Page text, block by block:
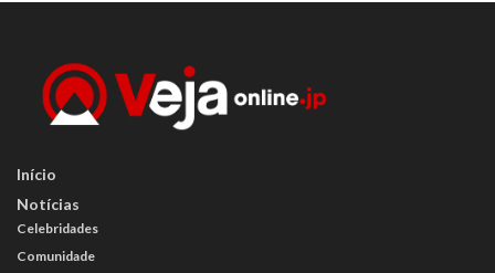
Início
Notícias
Celebridades
Comunidade